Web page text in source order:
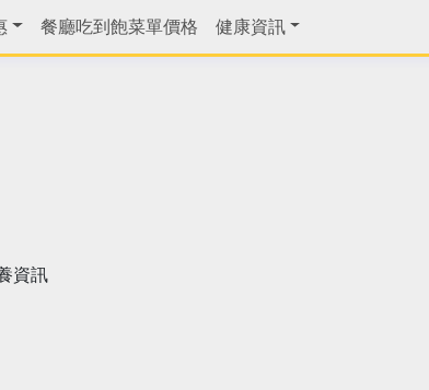
餐廳吃到飽菜單價格 健康資訊
資訊